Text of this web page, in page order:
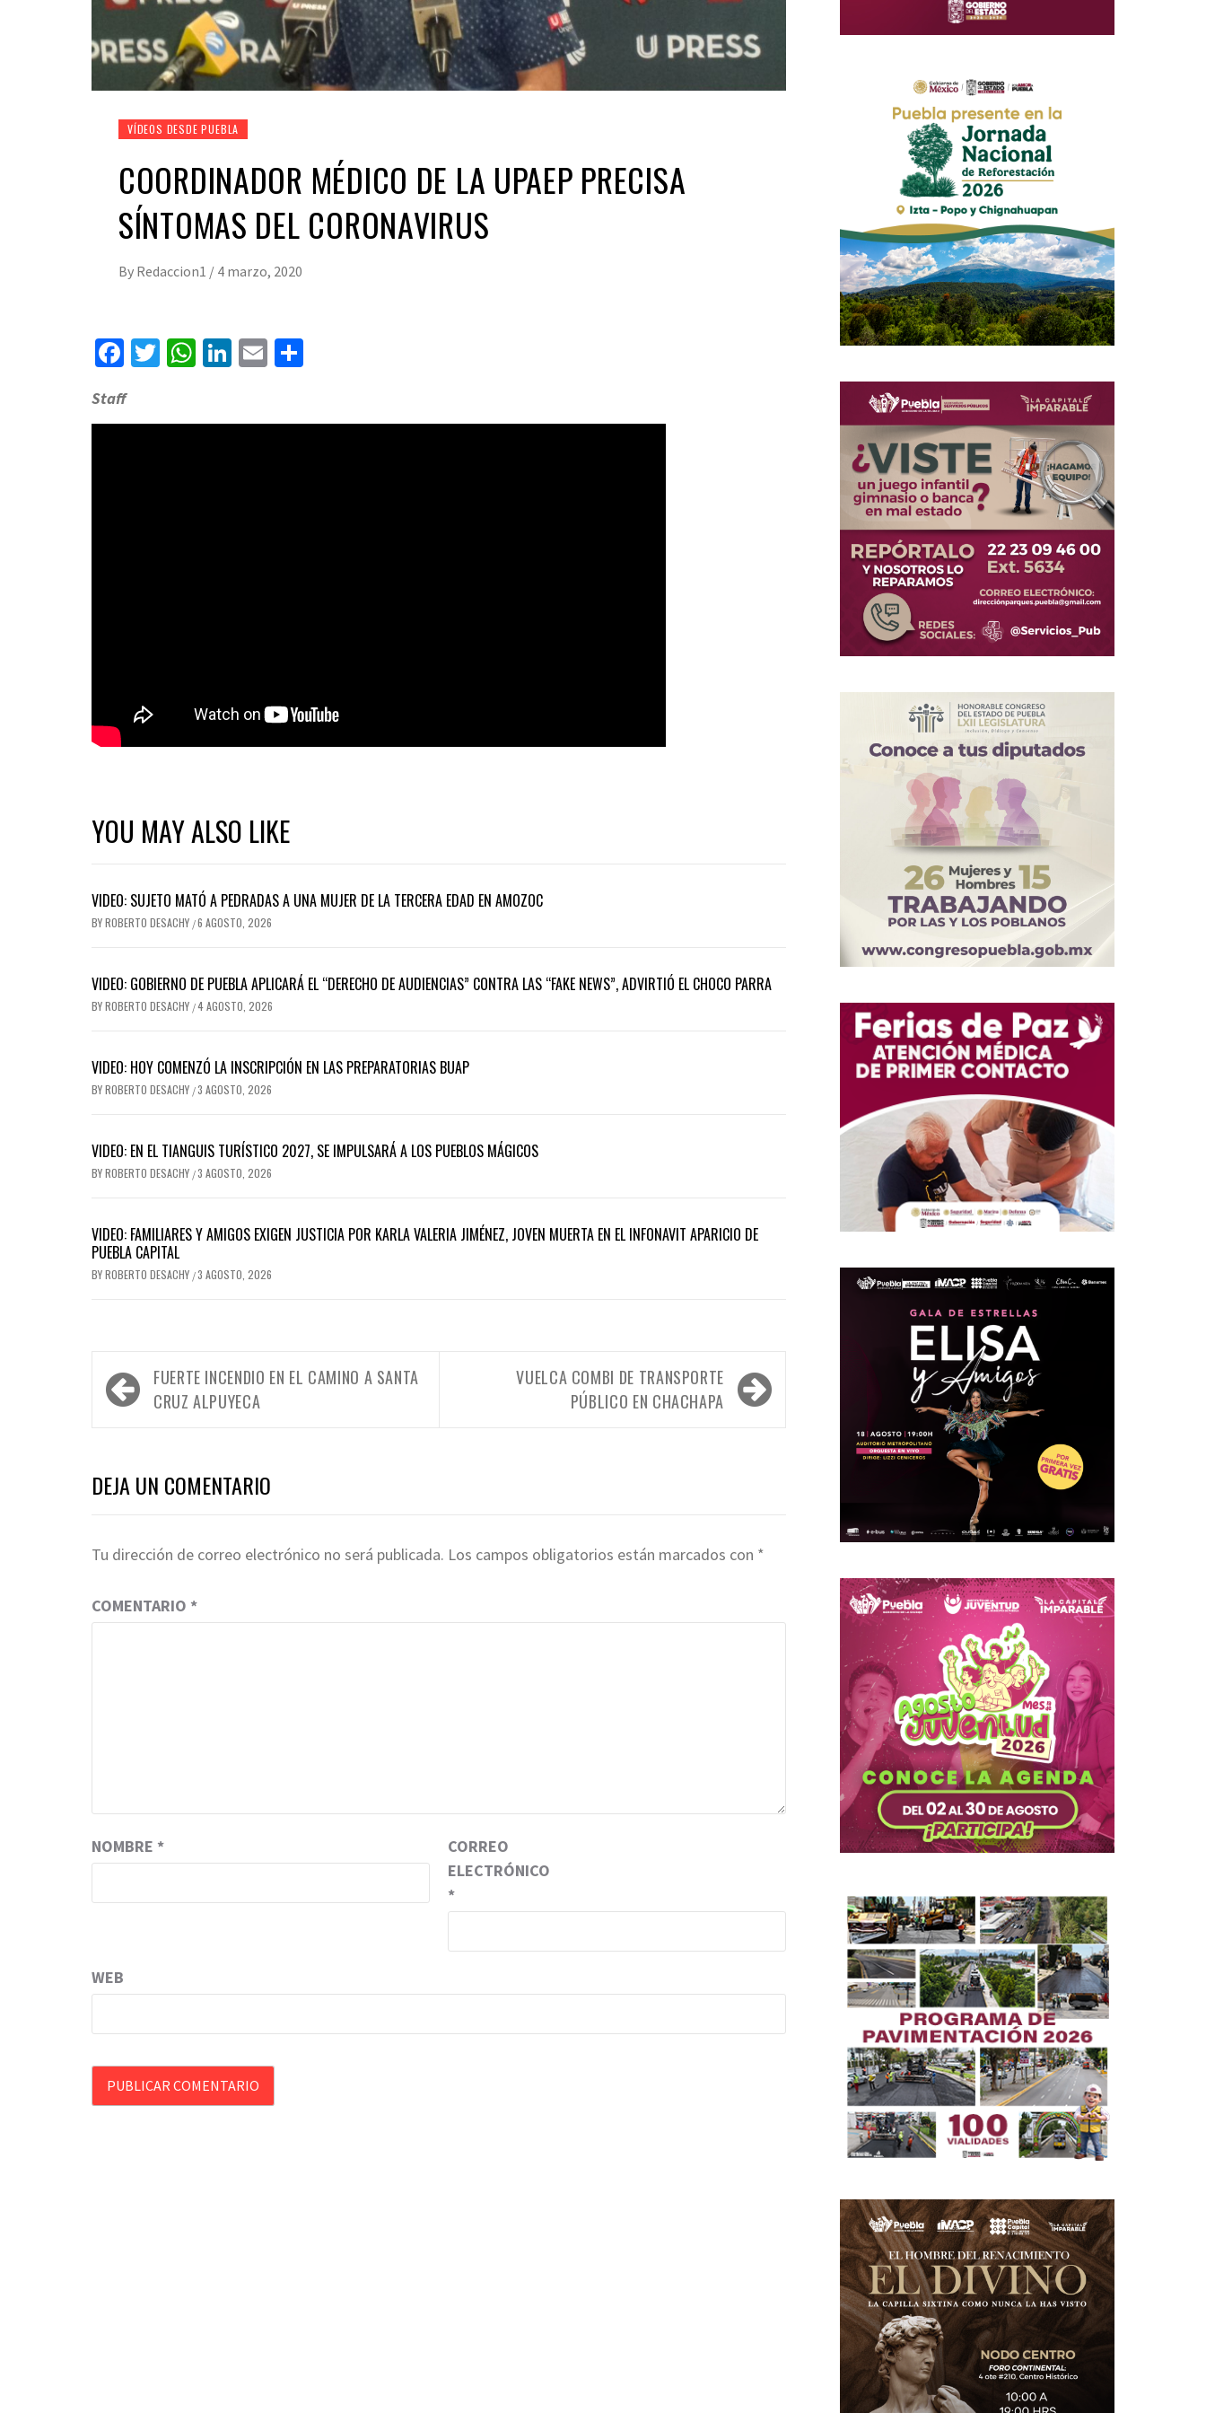
VÍDEOS DESDE PUEBLA
COORDINADOR MÉDICO DE LA UPAEP PRECISA
SÍNTOMAS DEL CORONAVIRUS
By Redaccion1 / 4 marzo, 2020
Facebook
Twitter
WhatsApp
LinkedIn
Email
Staff
YOU MAY ALSO LIKE
VIDEO: SUJETO MATÓ A PEDRADAS A UNA MUJER DE LA TERCERA EDAD EN AMOZOC
BYROBERTO DESACHY /6 AGOSTO, 2026
VIDEO: GOBIERNO DE PUEBLA APLICARÁ EL “DERECHO DE AUDIENCIAS” CONTRA LAS “FAKE NEWS”, ADVIRTIÓ EL CHOCO PARRA
BYROBERTO DESACHY /4 AGOSTO, 2026
VIDEO: HOY COMENZÓ LA INSCRIPCIÓN EN LAS PREPARATORIAS BUAP
BYROBERTO DESACHY /3 AGOSTO, 2026
VIDEO: EN EL TIANGUIS TURÍSTICO 2027, SE IMPULSARÁ A LOS PUEBLOS MÁGICOS
BYROBERTO DESACHY /3 AGOSTO, 2026
VIDEO: FAMILIARES Y AMIGOS EXIGEN JUSTICIA POR KARLA VALERIA JIMÉNEZ, JOVEN MUERTA EN EL INFONAVIT APARICIO DE
PUEBLA CAPITAL
BYROBERTO DESACHY /3 AGOSTO, 2026
Navegación
de
FUERTE INCENDIO EN EL CAMINO A SANTA
CRUZ ALPUYECA
VUELCA COMBI DE TRANSPORTE
PÚBLICO EN CHACHAPA
DEJA UN COMENTARIO
Tu dirección de correo electrónico no será publicada. Los campos obligatorios están marcados con *
COMENTARIO *
NOMBRE *
CORREO
ELECTRÓNICO
*
WEB